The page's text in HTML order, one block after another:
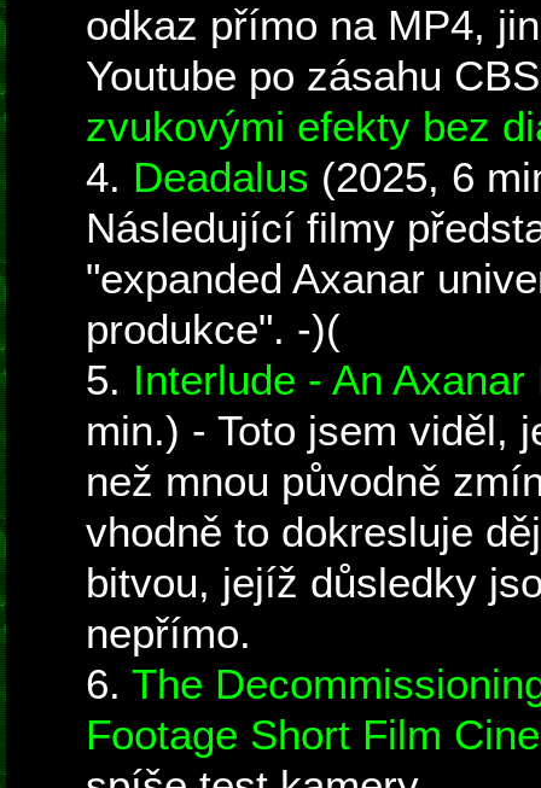
odkaz přímo na MP4,
Youtube po zásahu
zvukovými efekty bez
4. Deadalus (2025, 6
Následující filmy
"expanded Axanar
produkce". -)(
5. Interlude - An Axanar
min.) - Toto jsem viděl,
než mnou původně
vhodně to dokresluje
bitvou, jejíž důsledky
nepřímo.
6. The
Footage Short Film